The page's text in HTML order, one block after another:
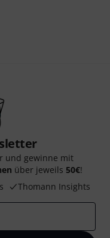
und gewinne mit
über jeweils 50€!
Thomann Insights